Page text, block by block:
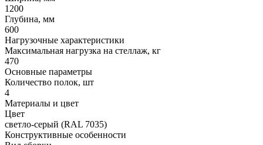
1200
Глубина, мм
600
Нагрузочные характеристики
Максимальная нагрузка на стеллаж, кг
470
Основные параметры
Количество полок, шт
4
Материалы и цвет
Цвет
светло-серый (RAL 7035)
Конструктивные особенности